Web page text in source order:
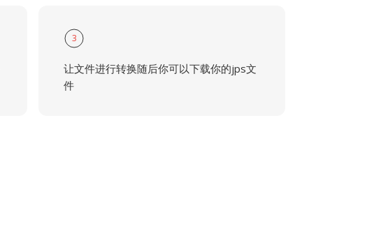
3
让文件进行转换随后你可以下载你的jps文
件